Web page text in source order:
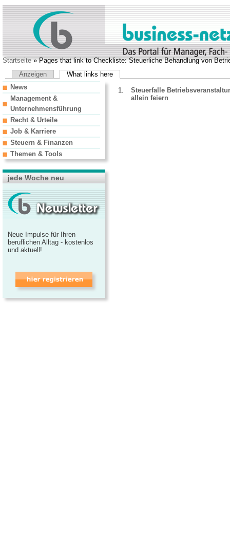
Startseite» Pages that link to Checkliste: Steuerliche Behandlung von
Anzeigen
What links here
Steuerfalle
allein feiern
News
Management &
Unternehmensführung
Recht & Urteile
Job & Karriere
Steuern & Finanzen
Themen & Tools
jede Woche neu
Neue Impulse für Ihren
beruflichen Alltag - kostenlos
und aktuell!